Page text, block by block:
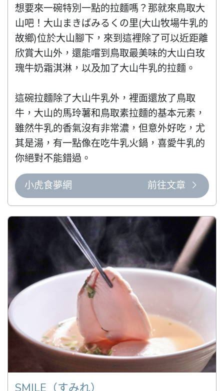
想要來一碗特別一點的拉麵嗎？那就來鳥取大
山吧！大山まきばみるくの里(大山牧場牛乳的
故鄉)位於大山腳下，來到這裡除了可以近距離
欣賞大山外，還能嚐到鳥取最美味的大山白玫
瑰牛奶霜淇淋，以及加了大山牛乳的拉麵。
這碗拉麵除了大山牛乳外，裡面還放了鳥取
牛，大山的馬玲薯和鳥取素拉麵的基本元素，
雖然牛乳的香氣沒有非常濃，但意外好吃，尤
其是湯，有一點像在吃牛乳火鍋，喜愛牛乳的
你絕對不能錯過。
小虎食夢網 前往文章
SMILE（すみれ）